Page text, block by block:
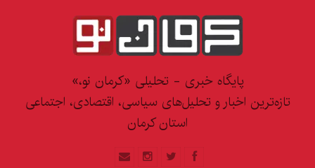
پایگاه خبری - تحلیلی «کرمان نو،»
تازه‌ترین اخبار و تحلیل‌های سیاسی، اقتصادی، اجتماعی
استان کرمان